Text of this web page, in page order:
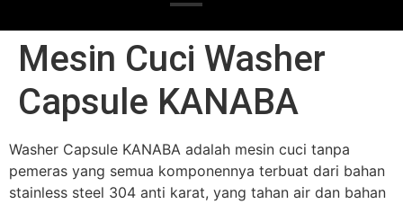
Mesin Cuci Washer
Capsule KANABA
Washer Capsule KANABA adalah mesin cuci tanpa
pemeras yang semua komponennya terbuat dari bahan
stainless steel 304 anti karat, yang tahan air dan bahan